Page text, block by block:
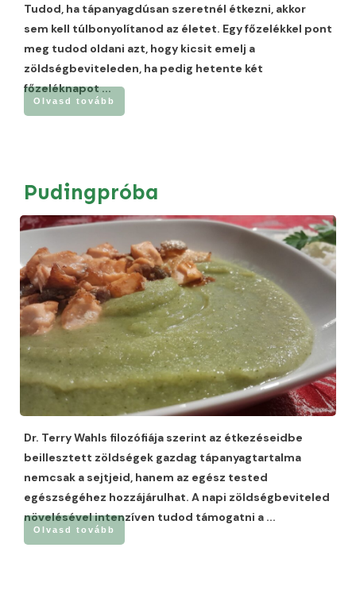
Tudod, ha tápanyagdúsan szeretnél étkezni, akkor
sem kell túlbonyolítanod az életet. Egy főzelékkel pont
meg tudod oldani azt, hogy kicsit emelj a
zöldségbeviteleden, ha pedig hetente két
főzeléknapot...
Olvasd tovább
Pudingpróba
Dr. Terry Wahls filozófiája szerint az étkezéseidbe
beillesztett zöldségek gazdag tápanyagtartalma
nemcsak a sejtjeid, hanem az egész tested
egészségéhez hozzájárulhat. A napi zöldségbeviteled
növelésével intenzíven tudod támogatni a ...
Olvasd tovább